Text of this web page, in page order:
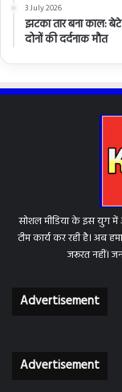
3 July 2026
झटका तार बना काल:
दोनों की दर्दनाक मौत
सोशल मीडिया के इस युग
टीम कार्य कर रही है। अब
जरूरत नहीं।
Advertisement
Advertisement